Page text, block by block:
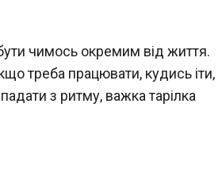
чимось окремим від життя.
треба працювати, кудись іти,
з ритму, важка тарілка